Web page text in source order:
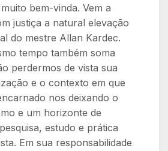
bem-vinda. Vem a
justiça a natural elevação
do mestre Allan Kardec.
tempo também soma
perdermos de vista sua
e o contexto em que
nos deixando o
e um horizonte de
estudo e prática
Em sua responsabilidade